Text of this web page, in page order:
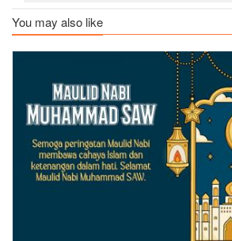
You may also like